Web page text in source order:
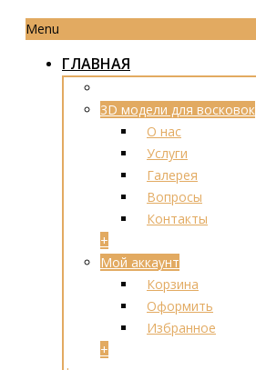
Menu
ГЛАВНАЯ
3D модели для восковок
О нас
Услуги
Галерея
Вопросы
Контакты
+
Мой аккаунт
Корзина
Оформить
Избранное
+